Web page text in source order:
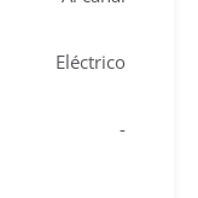
Eléctrico
-